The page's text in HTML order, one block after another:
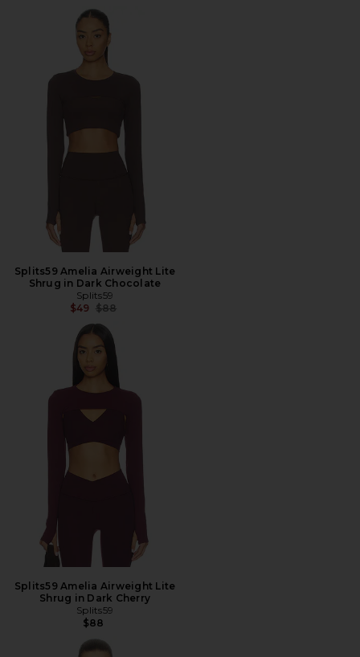
Splits59 Amelia Airweight Lite
Shrug in Dark Chocolate
Splits59
$49 前の価格:
$88
Splits59 Amelia Airweight Lite
Shrug in Dark Cherry
Splits59
$88